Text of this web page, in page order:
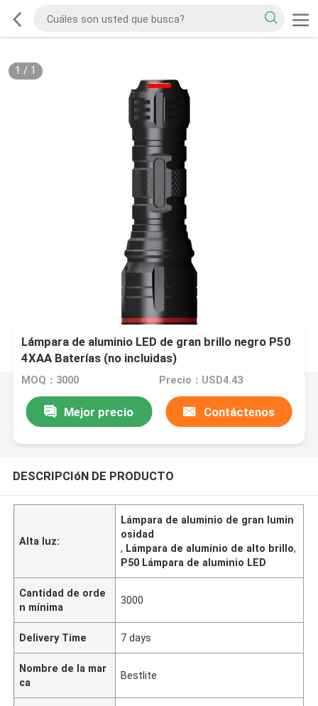
1 / 1
Lámpara de aluminio LED de gran brillo negro P50
4XAA Baterías (no incluidas)
MOQ：3000 Precio：USD4.43
Mejor precio Contáctenos
DESCRIPCIóN DE PRODUCTO
Alta luz:
Lámpara de aluminio de gran lumin
osidad
, Lámpara de aluminio de alto brillo,
P50 Lámpara de aluminio LED
Cantidad de orde
n mínima
3000
Delivery Time 7 days
Nombre de la mar
ca
Bestlite